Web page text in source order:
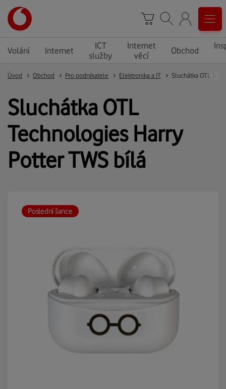
Volání Internet
ICT
služby
Internet
věcí
Obchod
Úvod Obchod Pro podnikatele Elektronika a IT
Sluchátka OTL
Technologies Harry
Potter TWS bílá
Poslední šance